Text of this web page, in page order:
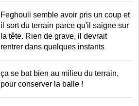
Feghouli semble avoir pris un coup et
il sort du terrain parce qu'il saigne sur
la tête. Rien de grave, il devrait
rentrer dans quelques instants
ça se bat bien au milieu du terrain,
pour conserver la balle !